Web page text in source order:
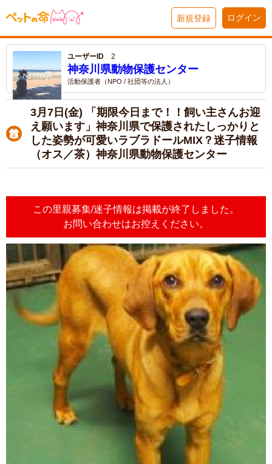
新規登録 ログイン
ユーザーID 2
神奈川県動物保護センター
活動保護者（NPO / 社団等の法人）
3月7日(金) 「期限今日まで！！飼い主さんお迎
え願います」神奈川県で保護されたしっかりと
した姿勢が可愛いラブラドールMIX？迷子情報
（オス／茶）神奈川県動物保護センター
この里親募集/迷子情報は掲載が終了しました。
お問い合わせはお控えください。